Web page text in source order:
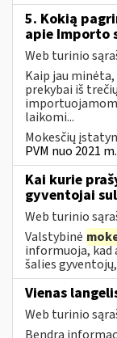
5. Kokią
apie Importo
Web turinio
Kaip jau
prekybai iš
laikomi...
Mokesčių
PVM nuo 2021
Kai kurie
gyventojai
Web turinio
Valstybinė
informuoja, kad
šalies
Vienas
Web turinio
Bendra